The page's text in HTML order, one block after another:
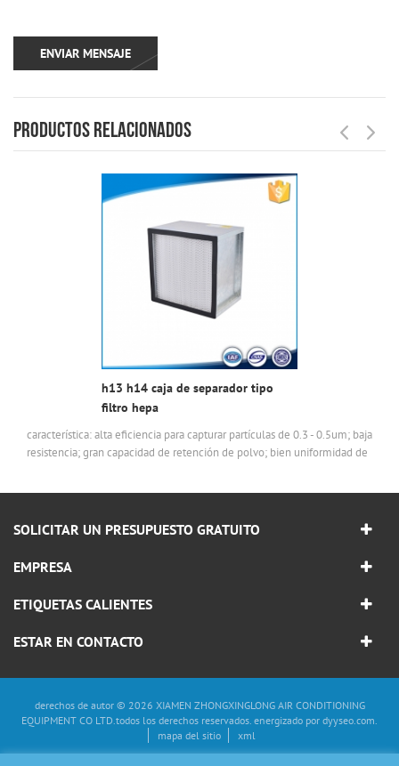
PRODUCTOS RELACIONADOS
h13 h14 caja de separador tipo
filtro hepa
característica: alta eficiencia para capturar partículas de 0.3 - 0.5um; baja
resistencia; gran capacidad de retención de polvo; bien uniformidad de
SOLICITAR UN PRESUPUESTO GRATUITO
EMPRESA
ETIQUETAS CALIENTES
ESTAR EN CONTACTO
derechos de autor © 2026 XIAMEN ZHONGXINGLONG AIR CONDITIONING
EQUIPMENT CO LTD.todos los derechos reservados. energizado por dyyseo.com
mapa del sitio
xml